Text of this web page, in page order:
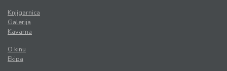
Knjigarnica
Galerija
Kavarna
O kinu
Ekipa